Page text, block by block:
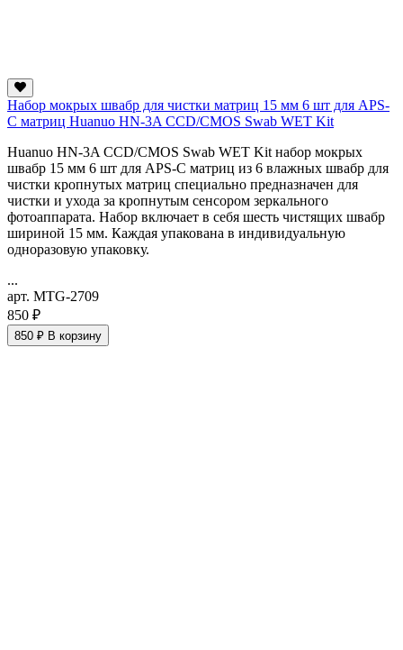
Набор мокрых швабр для чистки матриц 15 мм 6 шт для APS-
C матриц Huanuo HN-3A CCD/CMOS Swab WET Kit
Huanuo HN-3A CCD/CMOS Swab WET Kit набор мокрых
швабр 15 мм 6 шт для APS-C матриц из 6 влажных швабр для
чистки кропнутых матриц специально предназначен для
чистки и ухода за кропнутым сенсором зеркального
фотоаппарата. Набор включает в себя шесть чистящих швабр
шириной 15 мм. Каждая упакована в индивидуальную
одноразовую упаковку.
...
арт. MTG-2709
850 ₽
850 ₽ В корзину